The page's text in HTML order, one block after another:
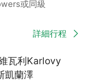
或同級
詳細行程
瓦利Karlovy
凱蘭澤